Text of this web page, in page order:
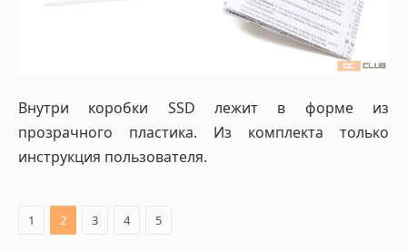
Внутри коробки SSD лежит в форме из
прозрачного пластика. Из комплекта только
инструкция пользователя.
1 2 3 4 5